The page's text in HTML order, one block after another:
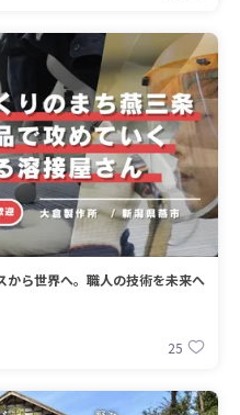
から世界へ。職人の技術を未来へ
25